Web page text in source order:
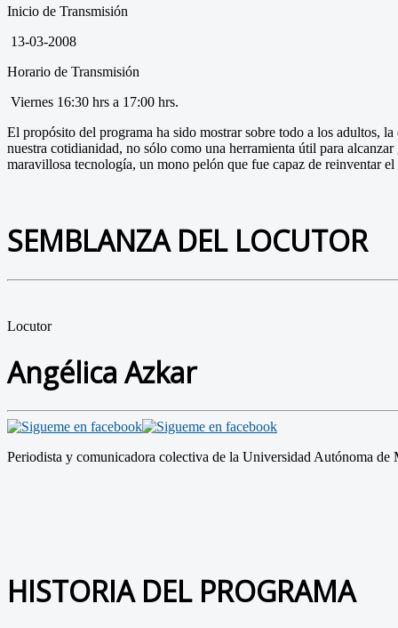
Inicio de Transmisión
13-03-2008
Horario de Transmisión
Viernes 16:30 hrs a 17:00 hrs.
El propósito del programa ha sido mostrar sobre todo a los adultos,
nuestra cotidianidad, no sólo como una herramienta útil para
maravillosa tecnología, un mono pelón que fue capaz de reinventar
SEMBLANZA DEL LOCUTOR
Locutor
Angélica Azkar
Periodista y comunicadora colectiva de la Universidad Autónoma de
HISTORIA DEL PROGRAMA